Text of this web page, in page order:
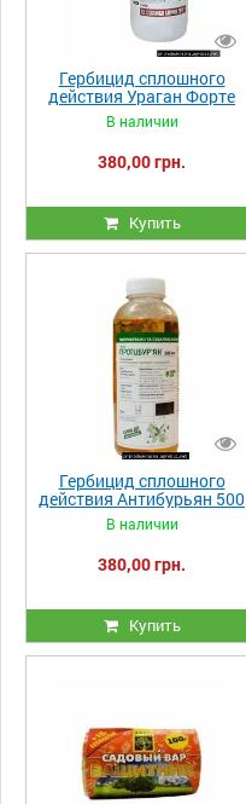
Гербицид сплошного
действия Ураган Форте
300 мл
В наличии
380,00 грн.
Купить
Гербицид сплошного
действия Антибурьян 500
мл
В наличии
380,00 грн.
Купить